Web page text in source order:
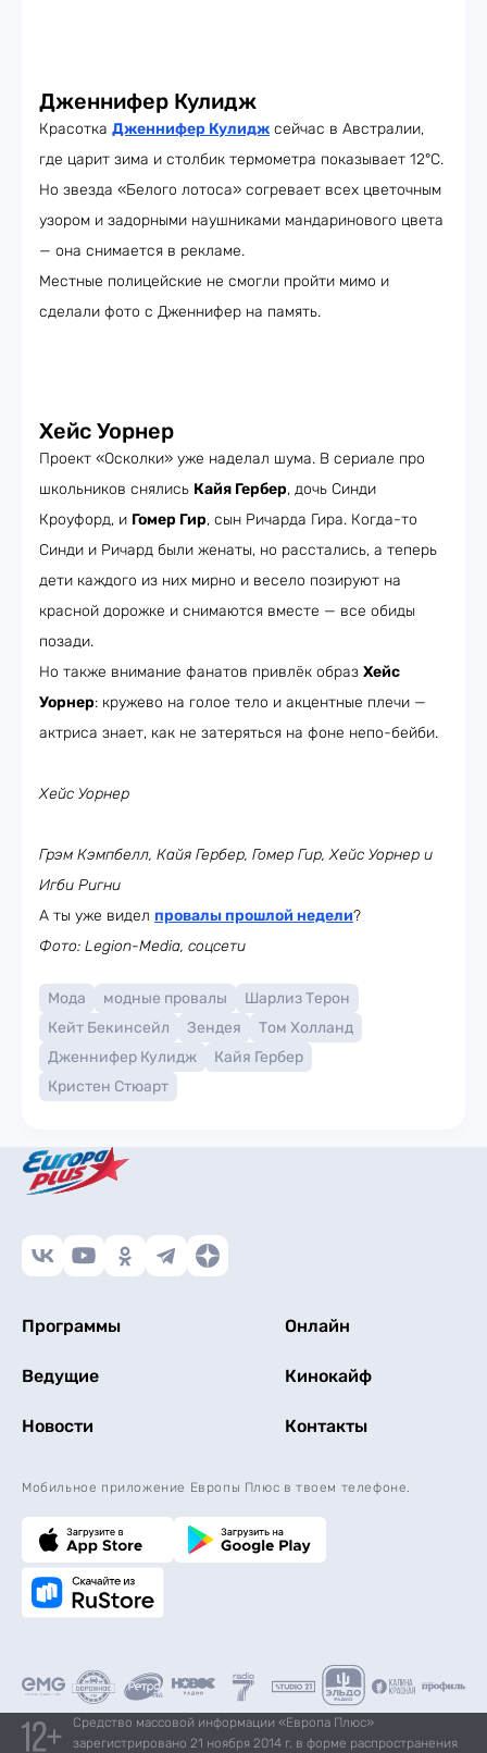
Дженнифер Кулидж
Красотка Дженнифер Кулидж сейчас в Австралии,
где царит зима и столбик термометра показывает 12°C.
Но звезда «Белого лотоса» согревает всех цветочным
узором и задорными наушниками мандаринового цвета
— она снимается в рекламе.
Местные полицейские не смогли пройти мимо и
сделали фото с Дженнифер на память.
Хейс Уорнер
Проект «Осколки» уже наделал шума. В сериале про
школьников снялись Кайя Гербер, дочь Синди
Кроуфорд, и Гомер Гир, сын Ричарда Гира. Когда-то
Синди и Ричард были женаты, но расстались, а теперь
дети каждого из них мирно и весело позируют на
красной дорожке и снимаются вместе — все обиды
позади.
Но также внимание фанатов привлёк образ Хейс
Уорнер: кружево на голое тело и акцентные плечи —
актриса знает, как не затеряться на фоне непо-бейби.
Хейс Уорнер
Грэм Кэмпбелл, Кайя Гербер, Гомер Гир, Хейс Уорнер и
Игби Ригни
А ты уже видел провалы прошлой недели?
Фото: Legion-Media, соцсети
Мода модные провалы
Шарлиз Терон
Кейт Бекинсейл
Зендея
Том Холланд
Дженнифер Кулидж
Кайя Гербер
Кристен Стюарт
Программы Онлайн
Ведущие Кинокайф
Новости Контакты
Мобильное приложение Европы Плюс в твоем телефоне.
Средство массовой информации «Европа Плюс»
зарегистрировано 21 ноября 2014 г. в форме распространения